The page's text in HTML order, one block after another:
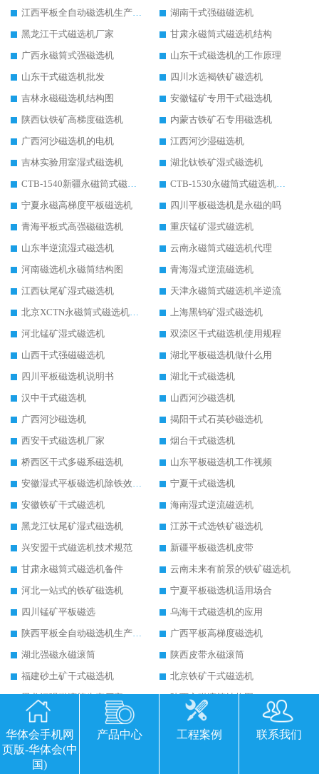
江西平板全自动磁选机生产厂家
湖南干式强磁磁选机
黑龙江干式磁选机厂家
甘肃永磁筒式磁选机结构
广西永磁筒式强磁选机
山东干式磁选机的工作原理
山东干式磁选机批发
四川水选褐铁矿磁选机
吉林永磁磁选机结构图
安徽锰矿专用干式磁选机
陕西钛铁矿高梯度磁选机
内蒙古铁矿石专用磁选机
广西河沙磁选机的电机
江西河沙湿磁选机
吉林实验用室湿式磁选机
湖北钛铁矿湿式磁选机
CTB-1540新疆永磁筒式磁选机
CTB-1530永磁筒式磁选机代理商
宁夏永磁高梯度平板磁选机
四川平板磁选机是永磁的吗
青海平板式高强磁磁选机
重庆锰矿湿式磁选机
山东半逆流湿式磁选机
云南永磁筒式磁选机代理
河南磁选机永磁筒结构图
青海湿式逆流磁选机
江西钛尾矿湿式磁选机
天津永磁筒式磁选机半逆流
北京XCTN永磁筒式磁选机磁块位置
上海黑钨矿湿式磁选机
河北锰矿湿式磁选机
双滦区干式磁选机使用规程
山西干式强磁磁选机
湖北平板磁选机做什么用
四川平板磁选机说明书
湖北干式磁选机
汉中干式磁选机
山西河沙磁选机
广西河沙磁选机
揭阳干式石英砂磁选机
西安干式磁选机厂家
烟台干式磁选机
桥西区干式多磁系磁选机
山东平板磁选机工作视频
安徽湿式平板磁选机除铁效果怎么样
宁夏干式磁选机
安徽铁矿干式磁选机
海南湿式逆流磁选机
黑龙江钛尾矿湿式磁选机
江苏干式选铁矿磁选机
兴安盟干式磁选机技术规范
新疆平板磁选机皮带
甘肃永磁筒式磁选机备件
云南未来有前景的铁矿磁选机
河北一站式的铁矿磁选机
宁夏平板磁选机适用场合
四川锰矿平板磁选
乌海干式磁选机的应用
陕西平板全自动磁选机生产厂家
广西平板高梯度磁选机
湖北强磁永磁滚筒
陕西皮带永磁滚筒
福建砂土矿干式磁选机
北京铁矿干式磁选机
黑龙江强磁滚筒生产厂家
陕西永磁滚筒结构图
克拉玛依永磁筒式磁选机主要技术参数
运城永磁筒式磁选机应用
河源精选钨精矿干式磁选机
江苏铁矿干式磁选机
朔州铁矿永磁筒式磁选机
华体会手机网
页版-华体会(中
国)
产品中心 工程案例 联系我们